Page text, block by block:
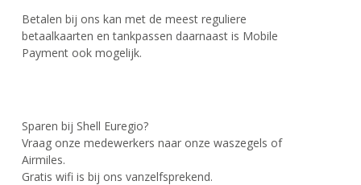
Betalen bij ons kan met de meest reguliere
betaalkaarten en tankpassen daarnaast is Mobile
Payment ook mogelijk.
Sparen bij Shell Euregio?
Vraag onze medewerkers naar onze waszegels of
Airmiles.
Gratis wifi is bij ons vanzelfsprekend.